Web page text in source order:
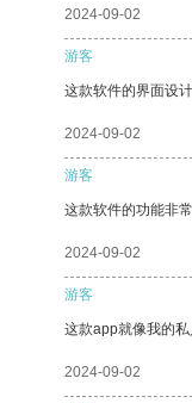
2024-09-02
游客
这款软件的界面设
2024-09-02
游客
这款软件的功能非
2024-09-02
游客
这款app就像我的
2024-09-02